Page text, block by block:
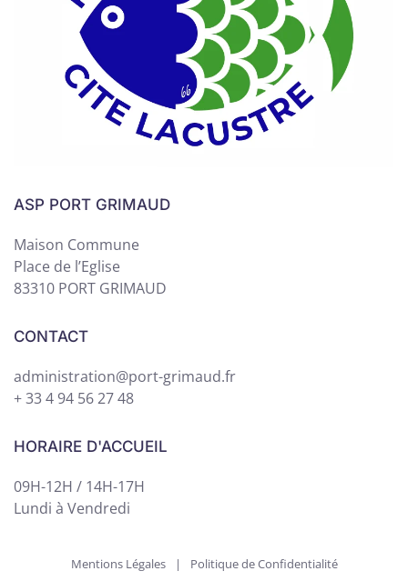
ASP PORT GRIMAUD
Maison Commune
Place de l’Eglise
83310 PORT GRIMAUD
CONTACT
administration@port-grimaud.fr
+ 33 4 94 56 27 48
HORAIRE D'ACCUEIL
09H-12H / 14H-17H
Lundi à Vendredi
Mentions Légales |
Politique de Confidentialité